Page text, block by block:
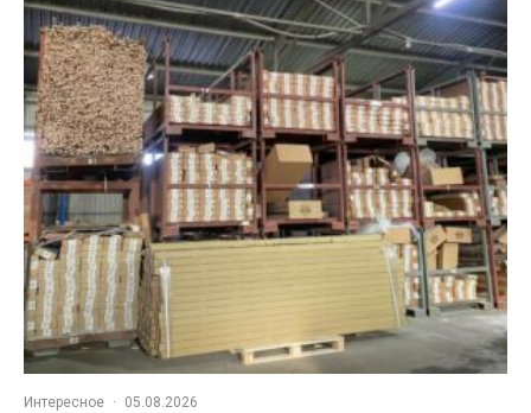
Интересное · 05.08.2026